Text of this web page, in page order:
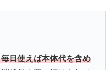
日使えば本体代を含め